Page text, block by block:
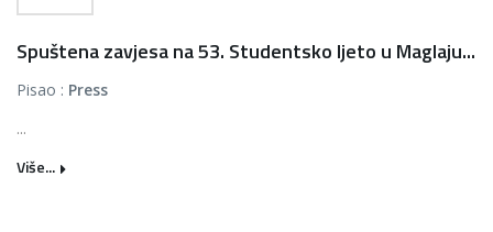
Spuštena zavjesa na 53. Studentsko ljeto u Maglaju...
Pisao : Press
...
Više...